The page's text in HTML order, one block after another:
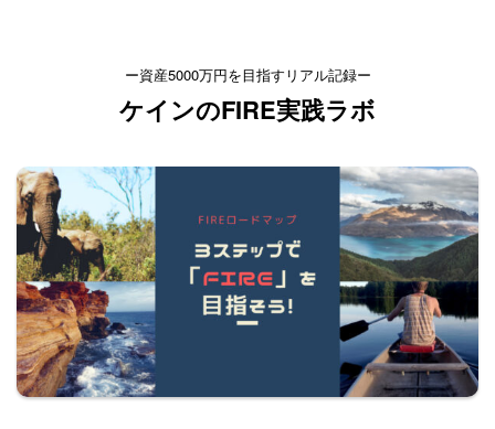
ー資産5000万円を目指すリアル記録ー
ケインのFIRE実践ラボ